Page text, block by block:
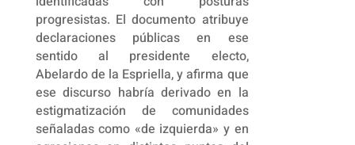
progresistas. El documento atribuye
declaraciones públicas en ese
sentido al presidente electo,
Abelardo de la Espriella, y afirma que
ese discurso habría derivado en la
estigmatización de comunidades
señaladas como «de izquierda» y en